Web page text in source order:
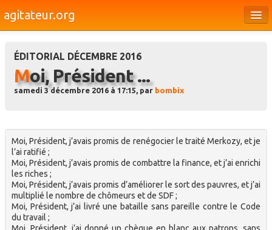
agitateur.org
Bourges & le Cher
Société
Médias
Dossiers
Brèves
ÉDITORIAL DÉCEMBRE 2016
Moi, Président ...
samedi 3 décembre 2016 à 17:15, par bombix
Moi, Président, j’avais promis de renégocier le traité Merkozy, et je
l’ai ratifié ;
Moi, Président, j’avais promis de combattre la finance, et j’ai enrichi
les riches ;
Moi, Président, j’avais promis d’améliorer le sort des pauvres, et j’ai
multiplié le nombre de chômeurs et de SDF ;
Moi, Président, j’ai livré une bataille sans pareille contre le Code
du travail ;
Moi, Président, j’ai donné un chèque en blanc aux patrons, sans